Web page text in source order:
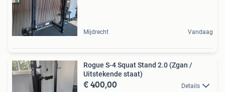
Mijdrecht Vandaag
Rogue S-4 Squat Stand 2.0 (Zgan /
Uitstekende staat)
€ 400,00 Details